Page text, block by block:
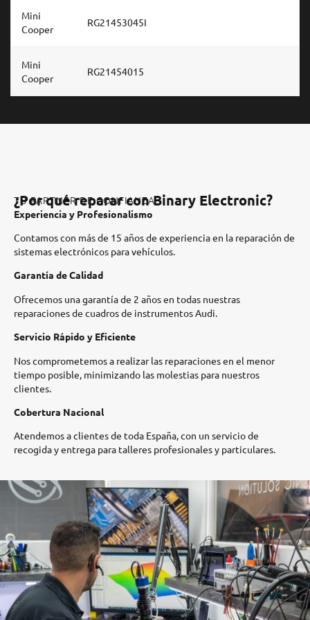
Mini
Cooper
RG21453045I
Mini
Cooper
RG21454015
TU PARTNER DE CONFIANZA
¿Por qué reparar con Binary Electronic?
Experiencia y Profesionalismo
Contamos con más de 15 años de experiencia en la reparación de
sistemas electrónicos para vehículos.​
Garantía de Calidad
Ofrecemos una garantía de 2 años en todas nuestras
reparaciones de cuadros de instrumentos Audi.​
Servicio Rápido y Eficiente
Nos comprometemos a realizar las reparaciones en el menor
tiempo posible, minimizando las molestias para nuestros
clientes.​
Cobertura Nacional
Atendemos a clientes de toda España, con un servicio de
recogida y entrega para talleres profesionales y particulares.​